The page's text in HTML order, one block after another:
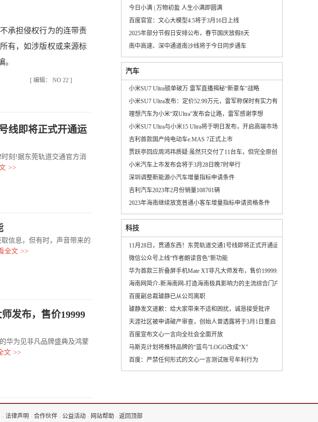
承担侵权行为的连带责
有，如涉版权或来源标
[ 编辑： NO 22 ]
线即将正式开通运
刻!据东莞轨道交通官方消
>>
信息，但有时，声音带来的
全文 >>
发布，售价19999
华为见非凡品牌盛典及鸿蒙
文 >>
今日小满 | 万物初盈 人生小满即圆满
百度官宣：文心大模型4.5将于3月16日上线
2025年部分节假日安排公布，春节国庆放假8天
南中高速、深中通道南沙线将于今日同步通车
汽车
小米SU7 Ultra锁单破万 雷军直播揭秘“新豪车”战略
小米SU7 Ultra发布：定价52.99万元，雷军称保时有实力有格局
理想汽车为小米“双Ultra”发布会让路，雷军感谢李想
小米SU7 Ultra与小米15 Ultra将于明日发布，开启高端市场新篇章
吉利首款国产纯电动车e.MAS 7正式上市
贾跃亭回应周鸿祎质疑:虽然只交付了11台车，但完全原创
小米汽车上市发布会将于3月28日晚7时举行
深圳调整新能源小汽车增量指标申请条件
吉利汽车2023年2月份销量108701辆
2023年海南继续放宽普通小客车增量指标申请资格条件
科技
11月28日，贯通东西！东莞轨道交通1号线即将正式开通运营
微信公众号上线“作者朗读音色”新功能
华为首款三折叠屏手机Mate XT非凡大师发布，售价19999元起
海南网简介-新海南网-打造海南极具影响力的主流综合门户网站
百度副总裁璩静已从公司离职
璩静发文道歉：给大家带来不适和困扰，诚恳接受批评
天涯社区被申请破产审查，创始人曾透露将于3月1日重启
百度宣布文心一言向全社会全面开放
马斯克计划将推特品牌的“蓝鸟”LOGO改成“X”
百度：严禁任何形式的文心一言测试账号牟利行为
- 法律声明 - 合作伙伴 - 公益活动 - 网站帮助 - 返回顶部